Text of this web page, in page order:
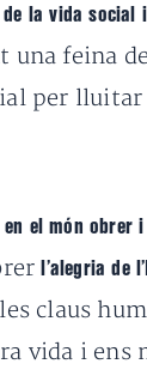
la vida social i
feina
per
en el món obrer
l’alegria de
claus
vida i